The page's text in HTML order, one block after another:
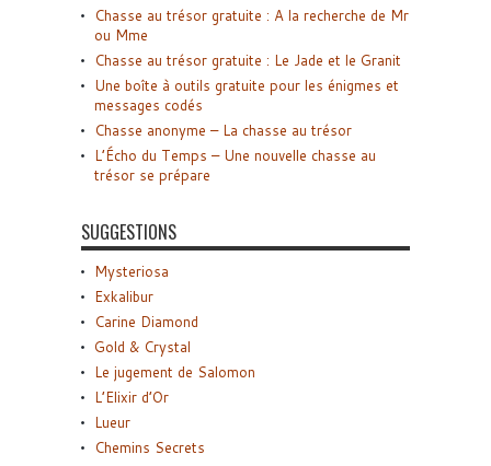
Chasse au trésor gratuite : A la recherche de Mr
ou Mme
Chasse au trésor gratuite : Le Jade et le Granit
Une boîte à outils gratuite pour les énigmes et
messages codés
Chasse anonyme – La chasse au trésor
L’Écho du Temps – Une nouvelle chasse au
trésor se prépare
SUGGESTIONS
Mysteriosa
Exkalibur
Carine Diamond
Gold & Crystal
Le jugement de Salomon
L’Elixir d’Or
Lueur
Chemins Secrets